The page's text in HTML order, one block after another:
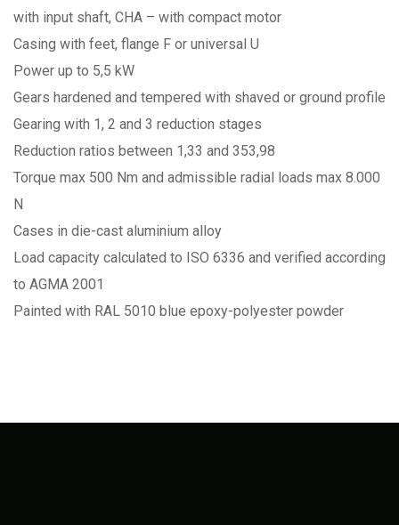
with input shaft, CHA – with compact motor
Casing with feet, flange F or universal U
Power up to 5,5 kW
Gears hardened and tempered with shaved or ground profile
Gearing with 1, 2 and 3 reduction stages
Reduction ratios between 1,33 and 353,98
Torque max 500 Nm and admissible radial loads max 8.000
N
Cases in die-cast aluminium alloy
Load capacity calculated to ISO 6336 and verified according
to AGMA 2001
Painted with RAL 5010 blue epoxy-polyester powder